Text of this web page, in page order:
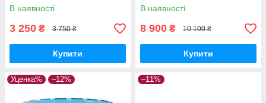
В наявності
3 250 ₴ 3 750 ₴
Купити
В наявності
8 900 ₴ 10 100 ₴
Купити
Уценка% –12% –11%